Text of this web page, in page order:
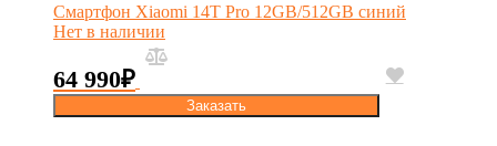
Смартфон Xiaomi 14T Pro 12GB/512GB синий
Нет в наличии
64 990₽
Заказать